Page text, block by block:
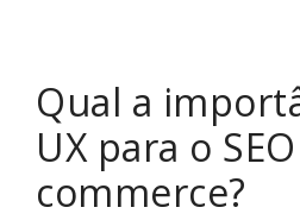
Qual a
UX para o
commerce?